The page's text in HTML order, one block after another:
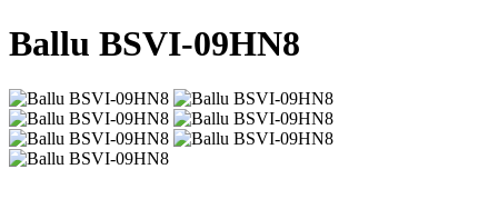
Ballu BSVI-09HN8